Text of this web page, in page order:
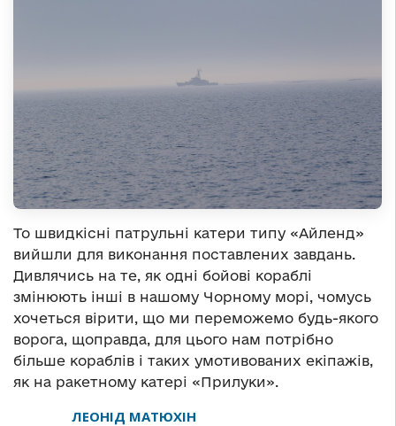
То швидкісні патрульні катери типу «Айленд»
вийшли для виконання поставлених завдань.
Дивлячись на те, як одні бойові кораблі
змінюють інші в нашому Чорному морі, чомусь
хочеться вірити, що ми переможемо будь-якого
ворога, щоправда, для цього нам потрібно
більше кораблів і таких умотивованих екіпажів,
як на ракетному катері «Прилуки».
ЛЕОНІД МАТЮХІН